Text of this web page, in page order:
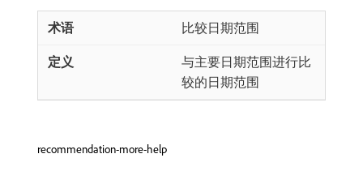
比较日期范围
与主要日期范围进行比
较的日期范围
recommendation-more-help